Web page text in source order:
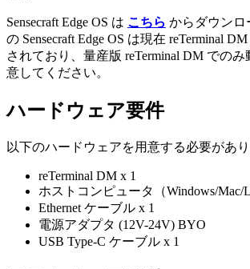
Sensecraft Edge OS は こちら からダウンロ
の Sensecraft Edge OS は現在 reTerminal
されており、量産版 reTerminal DM での
意してください。
ハードウェア要件
以下のハードウェアを用意する必要があ
reTerminal DM x 1
ホストコンピュータ（Windows/Mac/
Ethernet ケーブル x 1
電源アダプタ (12V-24V) BYO
USB Type-C ケーブル x 1